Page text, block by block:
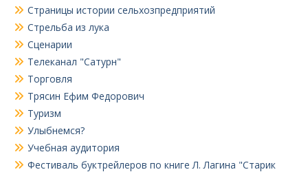
Страницы истории сельхозпредприятий
Стрельба из лука
Сценарии
Телеканал "Сатурн"
Торговля
Трясин Ефим Федорович
Туризм
Улыбнемся?
Учебная аудитория
Фестиваль буктрейлеров по книге Л. Лагина "Старик